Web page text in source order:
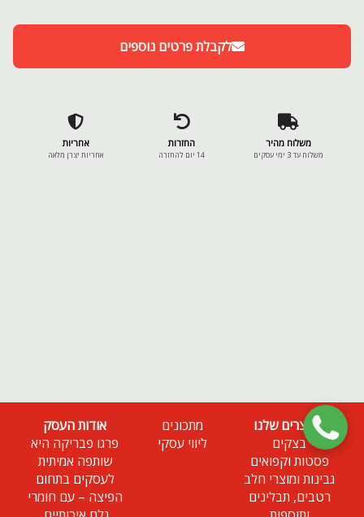
לקבלת פרטים נוספים
משלוח מהיר
משלוח עד 3 ימי עסקים
החזרות
14 יום להחזרה
אחריות
אחריות יצרן מלאה
המוצרים שלנו
בצקים
פסטות וקפואים
גבינות ומוצרי חלב
רטבים, תבלינים
מתכונים
ליווי עסקי
אודות העסק
פרגו פבריקה היא
שותפה אמיתית
לעסקים בתחום
הפיצה – עם חומרי